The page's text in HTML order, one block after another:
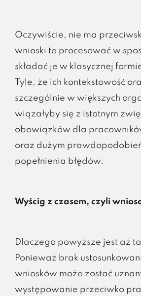
Oczywiście, nie ma
wnioski te procesować w
składać je w klasycznej
Tyle, że ich kontekstowość
szczególnie w większych
wiązałyby się z istotnym
obowiązków dla
oraz dużym
popełnienia błędów.
Wyścig z czasem, czyli
Dlaczego powyższe jest aż
Ponieważ brak
wniosków może zostać
występowanie przeciwko